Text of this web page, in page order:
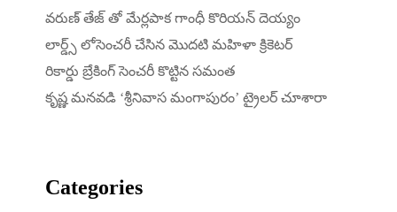
వరుణ్ తేజ్ తో మేర్లపాక గాంధీ కొరియన్ దెయ్యం
లార్డ్స్ లోసెంచరీ చేసిన మొదటి మహిళా క్రికెటర్
రికార్డు బ్రేకింగ్ సెంచరీ కొట్టిన సమంత
కృష్ణ మనవడి ‘శ్రీనివాస మంగాపురం’ ట్రైలర్ చూశారా
Categories